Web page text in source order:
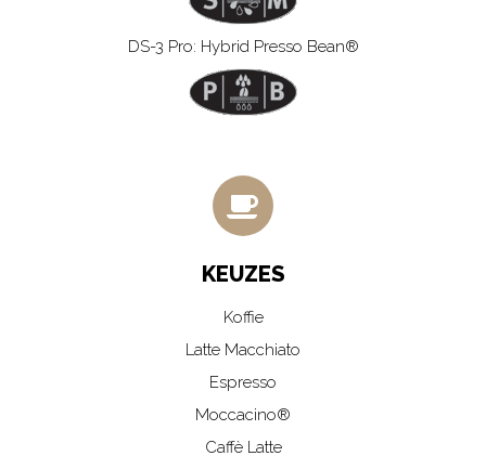
DS-3 Pro: Hybrid Presso Bean®
KEUZES
Koffie
Latte Macchiato
Espresso
Moccacino®
Caffè Latte